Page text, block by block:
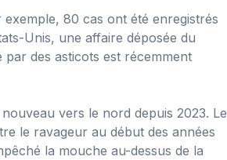
80 cas ont été enregistrés
Unis, une affaire déposée du
des asticots est récemment
vers le nord depuis 2023. Le
le ravageur au début des années
la mouche au-dessus de la